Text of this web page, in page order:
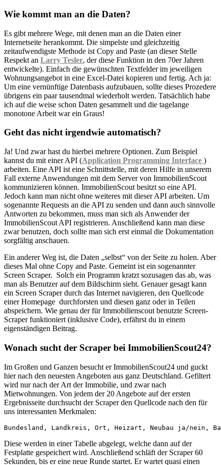
Wie kommt man an die Daten?
Es gibt mehrere Wege, mit denen man an die Daten einer
Internetseite herankommt. Die simpelste und gleichzeitig
zeitaufwendigste Methode ist Copy and Paste (an dieser Stelle
Respekt an Larry Tesler, der diese Funktion in den 70er Jahren
entwickelte). Einfach die gewünschten Textfelder im jeweiligen
Wohnungsangebot in eine Excel-Datei kopieren und fertig. Ach ja:
Um eine vernünftige Datenbasis aufzubauen, sollte dieses Prozedere
übrigens ein paar tausendmal wiederholt werden. Tatsächlich habe
ich auf die weise schon Daten gesammelt und die tagelange
monotone Arbeit war ein Graus!
Geht das nicht irgendwie automatisch?
Ja! Und zwar hast du hierbei mehrere Optionen. Zum Beispiel
kannst du mit einer API (Application Programming Interface )
arbeiten. Eine API ist eine Schnittstelle, mit deren Hilfe in unserem
Fall externe Anwendungen mit dem Server von ImmobilienScout
kommunizieren können. ImmobilienScout besitzt so eine API.
Jedoch kann man nicht ohne weiteres mit dieser API arbeiten. Um
sogenannte Requests an die API zu senden und dann auch sinnvolle
Antworten zu bekommen, muss man sich als Anwender der
ImmobilienScout API registrieren. Anschließend kann man diese
zwar benutzen, doch sollte man sich erst einmal die Dokumentation
sorgfältig anschauen.
Ein anderer Weg ist, die Daten „selbst“ von der Seite zu holen. Aber
dieses Mal ohne Copy and Paste. Gemeint ist ein sogenannter
Screen Scraper. Solch ein Programm kratzt sozusagen das ab, was
man als Benutzer auf dem Bildschirm sieht. Genauer gesagt kann
ein Screen Scraper durch das Internet navigieren, den Quellcode
einer Homepage durchforsten und diesen ganz oder in Teilen
abspeichern. Wie genau der für Immobilienscout benutzte Screen-
Scraper funktioniert (inklusive Code), erfährst du in einem
eigenständigen Beitrag.
Wonach sucht der Scraper bei ImmobilienScout24?
Im Großen und Ganzen besucht er ImmobilienScout24 und guckt
hier nach den neuesten Angeboten aus ganz Deutschland. Gefiltert
wird nur nach der Art der Immobilie, und zwar nach
Mietwohnungen. Von jedem der 20 Angebote auf der ersten
Ergebnisseite durchsucht der Scraper den Quellcode nach den für
uns interessanten Merkmalen:
Bundesland, Landkreis, Ort, Heizart, Neubau ja/nein,
Diese werden in einer Tabelle abgelegt, welche dann auf der
Festplatte gespeichert wird. Anschließend schläft der Scraper 60
Sekunden, bis er eine neue Runde startet. Er wartet quasi einen